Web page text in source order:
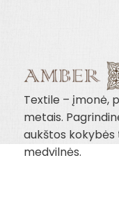
Textile – įmonė,
metais.
aukštos kokybės
medvilnės.